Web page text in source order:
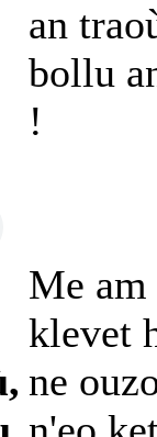
an
bollu
!
Me am
klevet
ne